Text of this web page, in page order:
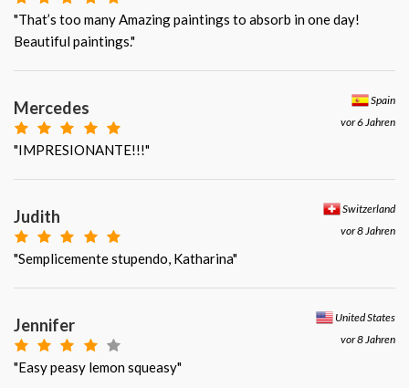
"That’s too many Amazing paintings to absorb in one day!
Beautiful paintings."
Spain
vor 6 Jahren
Mercedes
"IMPRESIONANTE!!!"
Switzerland
vor 8 Jahren
Judith
"Semplicemente stupendo, Katharina"
United States
vor 8 Jahren
Jennifer
"Easy peasy lemon squeasy"